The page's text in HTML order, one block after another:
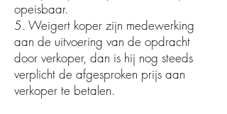
opeisbaar.
5. Weigert koper zijn medewerking
aan de uitvoering van de opdracht
door verkoper, dan is hij nog steeds
verplicht de afgesproken prijs aan
verkoper te betalen.